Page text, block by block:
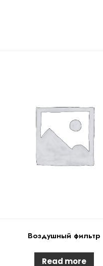
Воздушный фильтр
Read more